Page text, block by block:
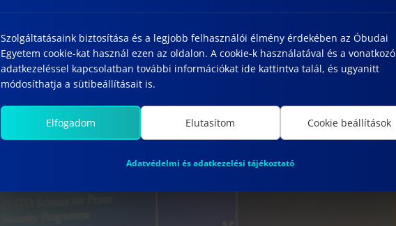
Szolgáltatásaink biztosítása és a legjobb felhasználói élmény érdekében az Óbudai
Egyetem cookie-kat használ ezen az oldalon. A cookie-k használatával és a vonatkozó
adatkezeléssel kapcsolatban további információkat ide kattintva talál, és ugyanitt
módosíthatja a sütibeállításait is.
Elfogadom Elutasítom Cookie beállítások
Adatvédelmi és adatkezelési tájékoztató